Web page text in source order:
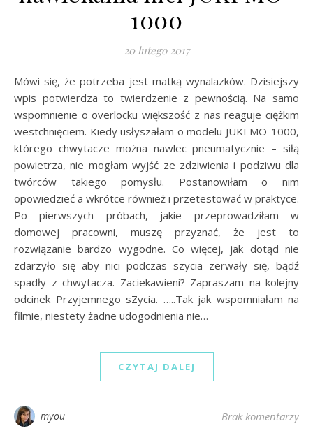
1000
20 lutego 2017
Mówi się, że potrzeba jest matką wynalazków. Dzisiejszy
wpis potwierdza to twierdzenie z pewnością. Na samo
wspomnienie o overlocku większość z nas reaguje ciężkim
westchnięciem. Kiedy usłyszałam o modelu JUKI MO-1000,
którego chwytacze można nawlec pneumatycznie – siłą
powietrza, nie mogłam wyjść ze zdziwienia i podziwu dla
twórców takiego pomysłu. Postanowiłam o nim
opowiedzieć a wkrótce również i przetestować w praktyce.
Po pierwszych próbach, jakie przeprowadziłam w
domowej pracowni, muszę przyznać, że jest to
rozwiązanie bardzo wygodne. Co więcej, jak dotąd nie
zdarzyło się aby nici podczas szycia zerwały się, bądź
spadły z chwytacza. Zaciekawieni? Zapraszam na kolejny
odcinek Przyjemnego sZycia. …..Tak jak wspomniałam na
filmie, niestety żadne udogodnienia nie…
CZYTAJ DALEJ
myou Brak komentarzy